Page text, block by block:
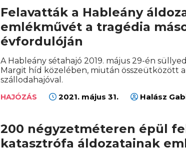
Felavatták a Hableány
emlékművét a tragédia
évfordulóján
A Hableány sétahajó 2019. május 29-én
Margit híd közelében, miután összeütközött a
szállodahajóval.
HAJÓZÁS 2021. május 31. Halász
200 négyzetméteren épül
katasztrófa áldozatainak